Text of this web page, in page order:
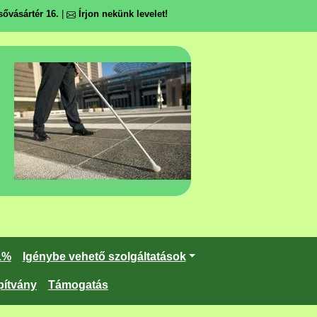
16. Írjon nekünk levelet!
Igénybe vehető szolgáltatások
Támogatás